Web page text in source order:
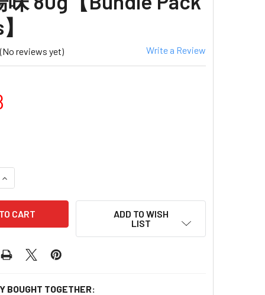
(No reviews yet) Write a Review
QUANTITY OF KNORR MACARONI MUSHROOM FLAVOR |家樂
INCREASE QUANTITY OF KNORR MACARONI MUSHROOM
ADD TO WISH
LIST
BOUGHT TOGETHER: